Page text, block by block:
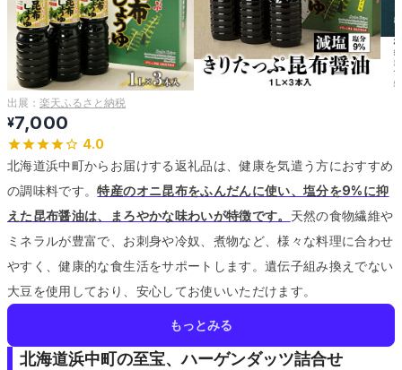
出展： 楽天ふるさと納税
¥7,000
4.0
北海道浜中町からお届けする返礼品は、健康を気遣う方におすすめ
の調味料です。特産のオニ昆布をふんだんに使い、塩分を9%に抑
えた昆布醤油は、まろやかな味わいが特徴です。 天然の食物繊維や
ミネラルが豊富で、お刺身や冷奴、煮物など、様々な料理に合わせ
やすく、健康的な食生活をサポートします。 遺伝子組み換えでない
大豆を使用しており、安心してお使いいただけます。
もっとみる
北海道浜中町の至宝、ハーゲンダッツ詰合せ